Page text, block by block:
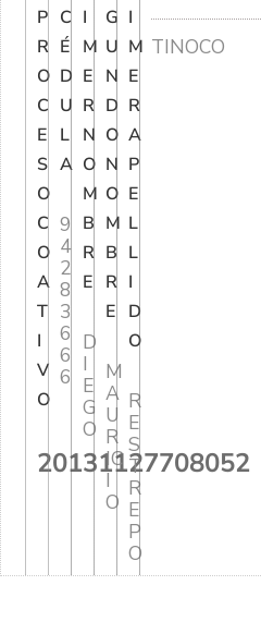
P
R
O
C
E
S
O
C
O
A
T
I
V
O
20131127708052
C
É
D
U
L
A
9
4
2
8
3
6
6
6
I
M
E
R
N
O
M
B
R
E
D
I
E
G
O
G
U
N
D
O
N
O
M
B
R
E
M
A
U
R
IC
I
O
I
M
E
R
A
P
E
L
L
I
D
O
R
E
S
T
R
E
P
O
TINOCO